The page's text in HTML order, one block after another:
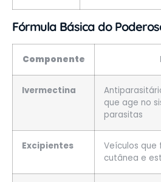
Fórmula Básica do
Componente
Ivermectina
que age no
parasitas
Excipientes
Veículos
cutânea e